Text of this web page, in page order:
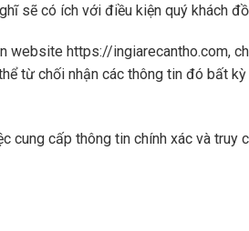
sẽ có ích với điều kiện quý khách
website https://ingiarecantho.com,
từ chối nhận các thông tin đó bất
cung cấp thông tin chính xác và